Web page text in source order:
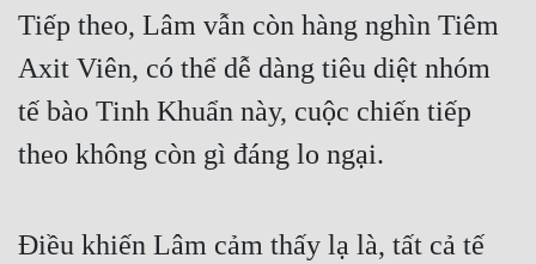
Xuyên Không
Điền Văn
Tiếp theo, Lâm vẫn còn hàng nghìn Tiêm
Axit Viên, có thể dễ dàng tiêu diệt nhóm
tế bào Tinh Khuẩn này, cuộc chiến tiếp
theo không còn gì đáng lo ngại.
Điều khiến Lâm cảm thấy lạ là, tất cả tế